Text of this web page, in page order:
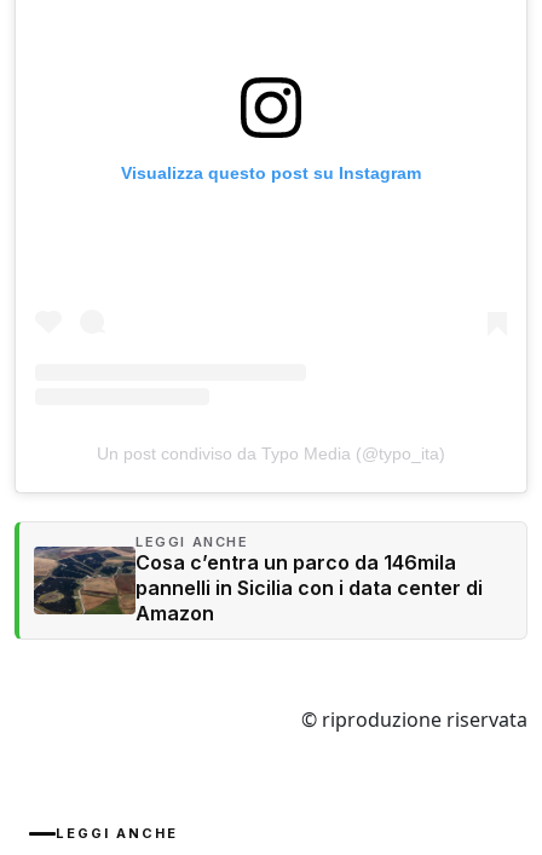
Visualizza questo post su Instagram
Un post condiviso da Typo Media (@typo_ita)
LEGGI ANCHE
Cosa c’entra un parco da 146mila
pannelli in Sicilia con i data center di
Amazon
© riproduzione riservata
LEGGI ANCHE